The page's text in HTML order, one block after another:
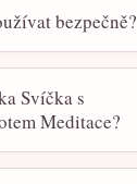
bezpečně?
Svíčka s
Meditace?